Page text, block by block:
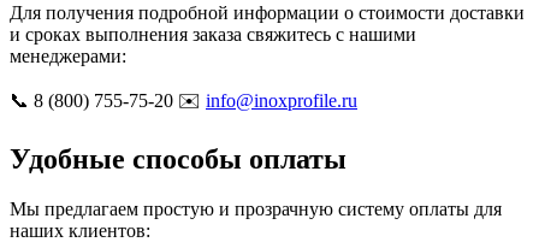
Для получения подробной информации о стоимости доставки
и сроках выполнения заказа свяжитесь с нашими
менеджерами:
📞 8 (800) 755-75-20 ✉️ info@inoxprofile.ru
Удобные способы оплаты
Мы предлагаем простую и прозрачную систему оплаты для
наших клиентов: